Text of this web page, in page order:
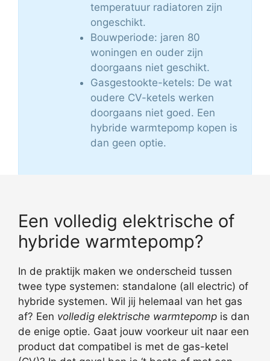
temperatuur radiatoren zijn
ongeschikt.
Bouwperiode: jaren 80
woningen en ouder zijn
doorgaans niet geschikt.
Gasgestookte-ketels: De wat
oudere CV-ketels werken
doorgaans niet goed. Een
hybride warmtepomp kopen is
dan geen optie.
Een volledig elektrische of
hybride warmtepomp?
In de praktijk maken we onderscheid tussen
twee type systemen: standalone (all electric) of
hybride systemen. Wil jij helemaal van het gas
af? Een volledig elektrische warmtepomp is dan
de enige optie. Gaat jouw voorkeur uit naar een
product dat compatibel is met de gas-ketel